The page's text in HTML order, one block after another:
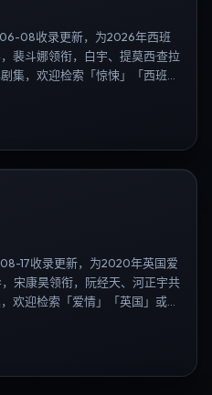
08收录更新，为2026年西班
裴斗娜领衔，白宇、提莫西·查拉
集，欢迎检索「惊悚」「西班
集、日剧高清等长尾词。
17收录更新，为2020年英国爱
宋康昊领衔，阮经天、河正宇共
欢迎检索「爱情」「英国」或对
高清等长尾词。